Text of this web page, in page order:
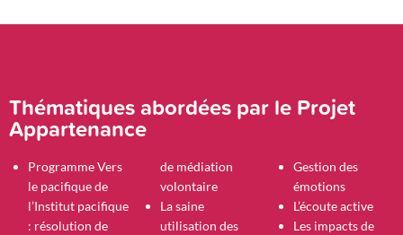
Thématiques abordées par le Projet
Appartenance
Programme Vers
le pacifique de
l’Institut pacifique
: résolution de
de médiation
volontaire
La saine
utilisation des
Gestion des
émotions
L’écoute active
Les impacts de